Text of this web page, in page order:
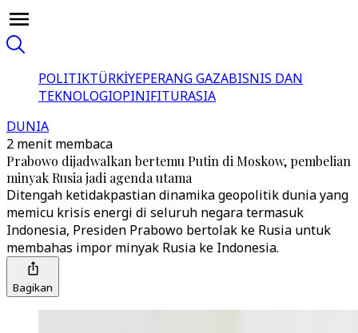
POLITIKTÜRKİYEPERANG GAZABISNIS DAN
TEKNOLOGIOPINIFITURASIA
DUNIA
2 menit membaca
Prabowo dijadwalkan bertemu Putin di Moskow, pembelian
minyak Rusia jadi agenda utama
Ditengah ketidakpastian dinamika geopolitik dunia yang
memicu krisis energi di seluruh negara termasuk
Indonesia, Presiden Prabowo bertolak ke Rusia untuk
membahas impor minyak Rusia ke Indonesia.
Bagikan